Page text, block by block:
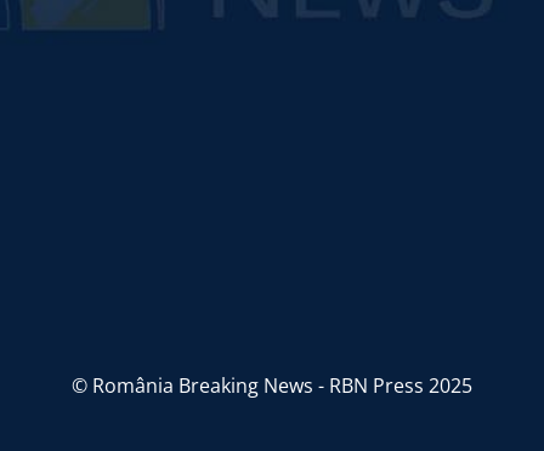
© România Breaking News - RBN Press 2025